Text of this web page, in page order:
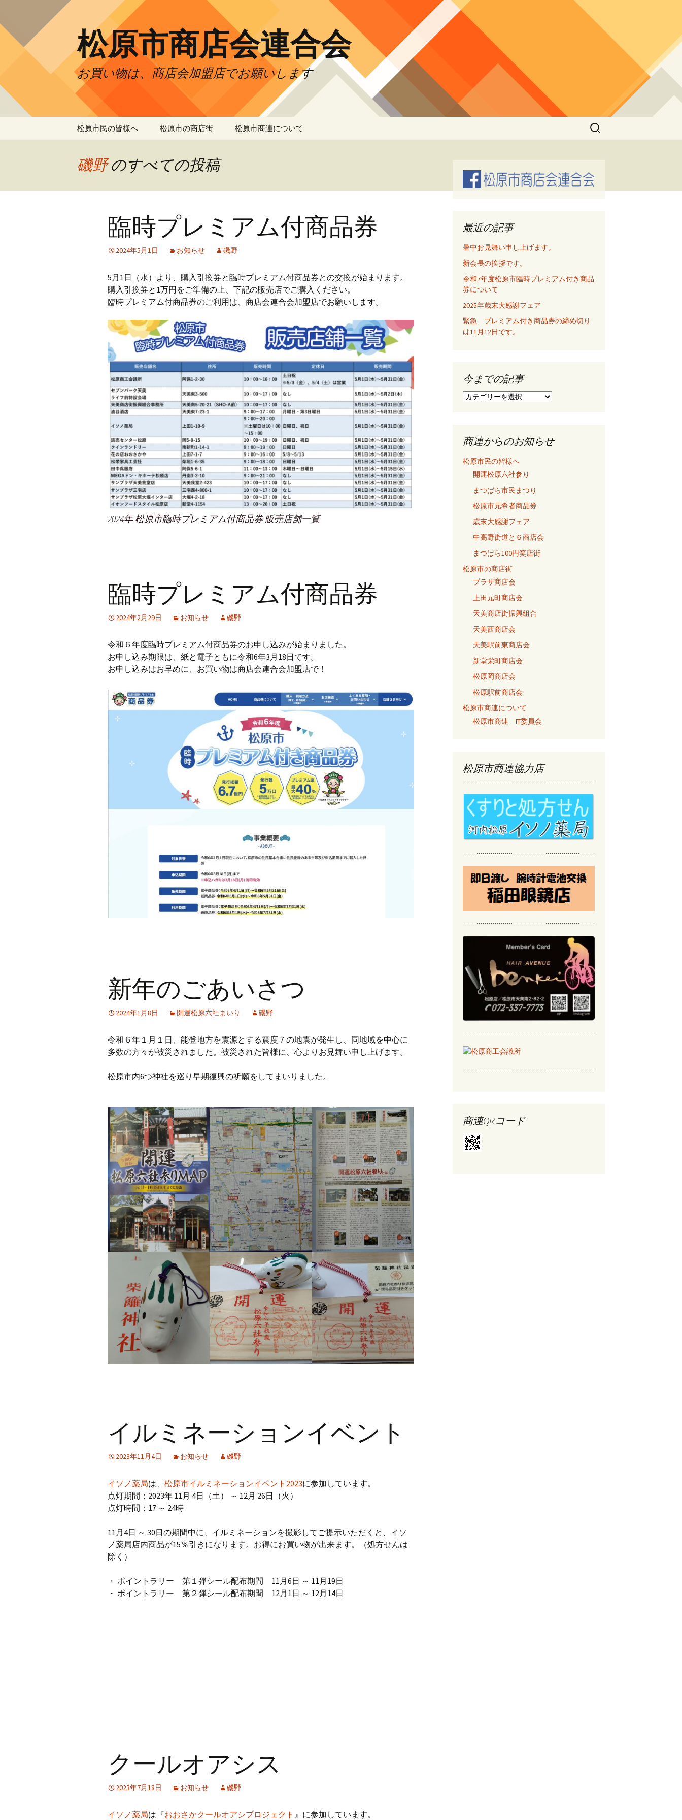
松原市商店会連合会
お買い物は、商店会加盟店でお願いします
松原市民の皆様へ
まつばら市民まつり
歳末大感謝フェア
松原市の商店街
上田元町商店会
天美西商店会
松原岡商店会
松原市商連について
検
索:
磯野のすべての投稿
臨時プレミアム付商品券
2024年5月1日 お知らせ 磯野
5月1日（水）より、購入引換券と臨時プレミアム付商品券との交換が始まります。
購入引換券と1万円をご準備の上、下記の販売店でご購入ください。
臨時プレミアム付商品券のご利用は、商店会連合会加盟店でお願いします。
2024年 松原市臨時プレミアム付商品券 販売店舗一覧
臨時プレミアム付商品券
2024年2月29日 お知らせ 磯野
令和６年度臨時プレミアム付商品券のお申し込みが始まりました。
お申し込み期限は、紙と電子ともに令和6年3月18日です。
お申し込みはお早めに、お買い物は商店会連合会加盟店で！
新年のごあいさつ
2024年1月8日 開運松原六社まいり 磯野
令和６年１月１日、能登地方を震源とする震度７の地震が発生し、同地域を中心に
多数の方々が被災されました。被災された皆様に、心よりお見舞い申し上げます。
松原市内6つ神社を巡り早期復興の祈願をしてまいりました。
イルミネーションイベント
2023年11月4日 お知らせ 磯野
イソノ薬局は、 松原市イルミネーションイベント2023に参加しています。
点灯期間；2023年 11月 4日（土） ～ 12月 26日（火）
点灯時間；17 ～ 24時
11月4日 ～ 30日の期間中に、イルミネーションを撮影してご提示いただくと、イソ
ノ薬局店内商品が15％引きになります。お得にお買い物が出来ます。（処方せんは
除く）
・ ポイントラリー 第１弾シール配布期間 11月6日 ～ 11月19日
・ ポイントラリー 第２弾シール配布期間 12月1日 ～ 12月14日
クールオアシス
2023年7月18日 お知らせ 磯野
イソノ薬局は『おおさかクールオアシプロジェクト 』に参加しています。
最近の記事
暑中お見舞い申し上げます。
新会長の挨拶です。
令和7年度松原市臨時プレミアム付き商品
券について
2025年歳末大感謝フェア
緊急 プレミアム付き商品券の締め切り
は11月12日です。
今までの記事
今
記
事
商連からのお知らせ
松原市民の皆様へ
開運松原六社参り
まつばら市民まつり
松原市元希者商品券
歳末大感謝フェア
中高野街道と６商店会
まつばら100円笑店街
松原市の商店街
プラザ商店会
上田元町商店会
天美商店街振興組合
天美西商店会
天美駅前東商店会
新堂栄町商店会
松原岡商店会
松原駅前商店会
松原市商連について
松原市商連 IT委員会
松原市商連協力店
商連QRコード